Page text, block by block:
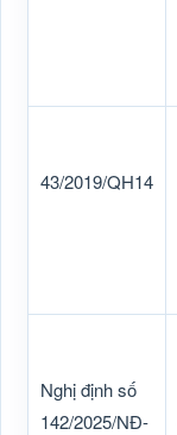
43/2019/QH14
Nghị định số
142/2025/NĐ-